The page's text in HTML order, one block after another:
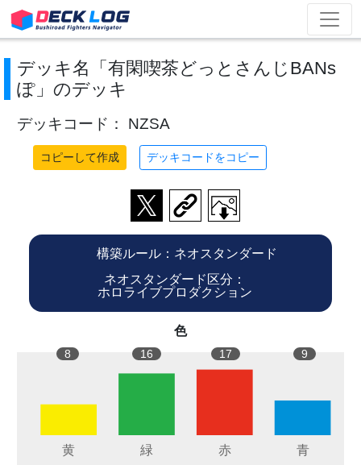
デッキ名「有閑喫茶どっとさんじBANs
ぽ」のデッキ
デッキコード： NZSA
コピーして作成 デッキコードをコピー
構築ルール：ネオスタンダード
ネオスタンダード区分：
ホロライブプロダクション
色
8 16 17 9